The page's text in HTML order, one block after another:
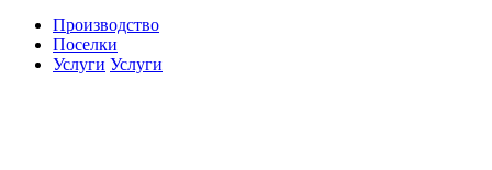
Производство
Поселки
Услуги Услуги